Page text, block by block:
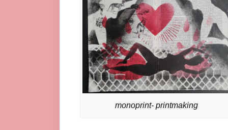
monoprint- printmaking